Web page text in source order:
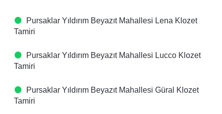
Pursaklar Yıldırım Beyazıt Mahallesi Lena Klozet
Tamiri
Pursaklar Yıldırım Beyazıt Mahallesi Lucco Klozet
Tamiri
Pursaklar Yıldırım Beyazıt Mahallesi Güral Klozet
Tamiri